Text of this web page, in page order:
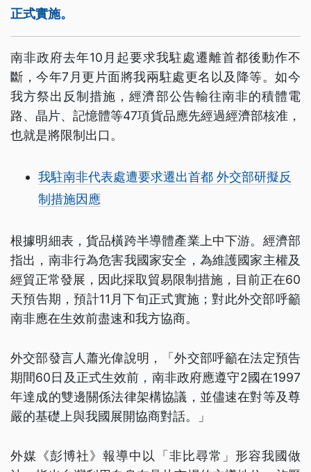
正式實施。
南非政府去年10月起要求我駐處遷離首都後動作不
斷，今年7月更片面將我兩駐處更名以及降等。如今
我方祭出反制措施，經濟部公告輸往南非的積體電
路、晶片、記憶體等47項貨品應先經過經濟部核准，
也就是將限制出口。
我駐南非代表處遭要求遷出首都 外交部研擬反
制措施因應
根據明細表，貨品橫跨半導體產業上中下游。經濟部
指出，南非行為危害我國家安全，為維護國家主權及
經貿正常發展，因此採取貿易限制措施，目前正在60
天預告期，預計11月下旬正式實施；對此外交部呼籲
南非應在生效前盡速和我方協商。
外交部發言人蕭光偉說明，「外交部呼籲在法定預告
期間60日及正式生效前，南非政府應遵守2國在1997
年達成的雙邊關係法律架構協議，並儘速在對等及尊
嚴的基礎上與我國展開協商對話。」
外媒《彭博社》報導中以「非比尋常」形容我國做